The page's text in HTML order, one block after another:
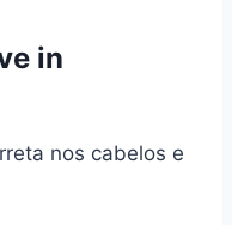
in
nos cabelos e